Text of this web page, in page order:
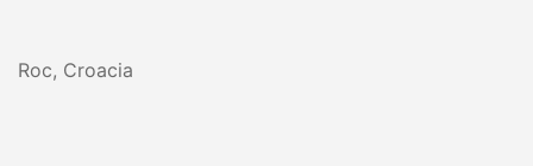
Roc, Croacia